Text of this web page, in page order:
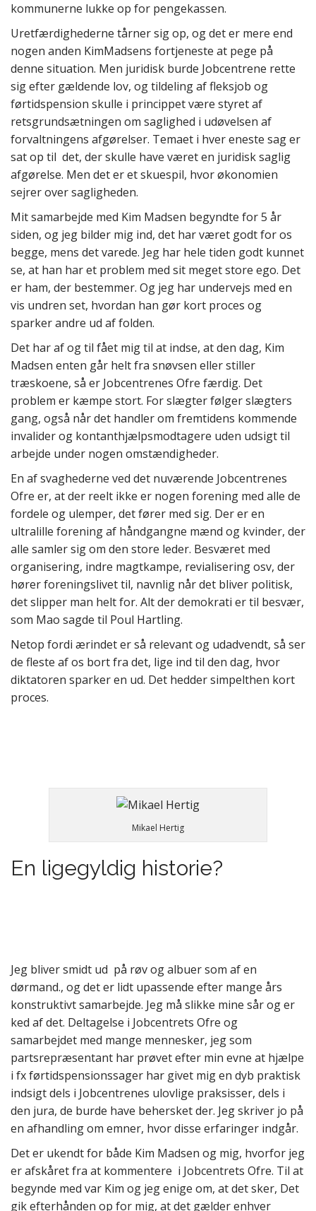
kommunerne lukke op for pengekassen.
Uretfærdighederne tårner sig op, og det er mere end
nogen anden KimMadsens fortjeneste at pege på
denne situation. Men juridisk burde Jobcentrene rette
sig efter gældende lov, og tildeling af fleksjob og
førtidspension skulle i princippet være styret af
retsgrundsætningen om saglighed i udøvelsen af
forvaltningens afgørelser. Temaet i hver eneste sag er
sat op til det, der skulle have været en juridisk saglig
afgørelse. Men det er et skuespil, hvor økonomien
sejrer over sagligheden.
Mit samarbejde med Kim Madsen begyndte for 5 år
siden, og jeg bilder mig ind, det har været godt for os
begge, mens det varede. Jeg har hele tiden godt kunnet
se, at han har et problem med sit meget store ego. Det
er ham, der bestemmer. Og jeg har undervejs med en
vis undren set, hvordan han gør kort proces og
sparker andre ud af folden.
Det har af og til fået mig til at indse, at den dag, Kim
Madsen enten går helt fra snøvsen eller stiller
træskoene, så er Jobcentrenes Ofre færdig. Det
problem er kæmpe stort. For slægter følger slægters
gang, også når det handler om fremtidens kommende
invalider og kontanthjælpsmodtagere uden udsigt til
arbejde under nogen omstændigheder.
En af svaghederne ved det nuværende Jobcentrenes
Ofre er, at der reelt ikke er nogen forening med alle de
fordele og ulemper, det fører med sig. Der er en
ultralille forening af håndgangne mænd og kvinder, der
alle samler sig om den store leder. Besværet med
organisering, indre magtkampe, revialisering osv, der
hører foreningslivet til, navnlig når det bliver politisk,
det slipper man helt for. Alt der demokrati er til besvær,
som Mao sagde til Poul Hartling.
Netop fordi ærindet er så relevant og udadvendt, så ser
de fleste af os bort fra det, lige ind til den dag, hvor
diktatoren sparker en ud. Det hedder simpelthen kort
proces.
Mikael Hertig
En ligegyldig historie?
Jeg bliver smidt ud på røv og albuer som af en
dørmand., og det er lidt upassende efter mange års
konstruktivt samarbejde. Jeg må slikke mine sår og er
ked af det. Deltagelse i Jobcentrets Ofre og
samarbejdet med mange mennesker, jeg som
partsrepræsentant har prøvet efter min evne at hjælpe
i fx førtidspensionssager har givet mig en dyb praktisk
indsigt dels i Jobcentrenes ulovlige praksisser, dels i
den jura, de burde have behersket der. Jeg skriver jo på
en afhandling om emner, hvor disse erfaringer indgår.
Det er ukendt for både Kim Madsen og mig, hvorfor jeg
er afskåret fra at kommentere i Jobcentrets Ofre. Til at
begynde med var Kim og jeg enige om, at det sker, Det
gik efterhånden op for mig, at det gælder enhver